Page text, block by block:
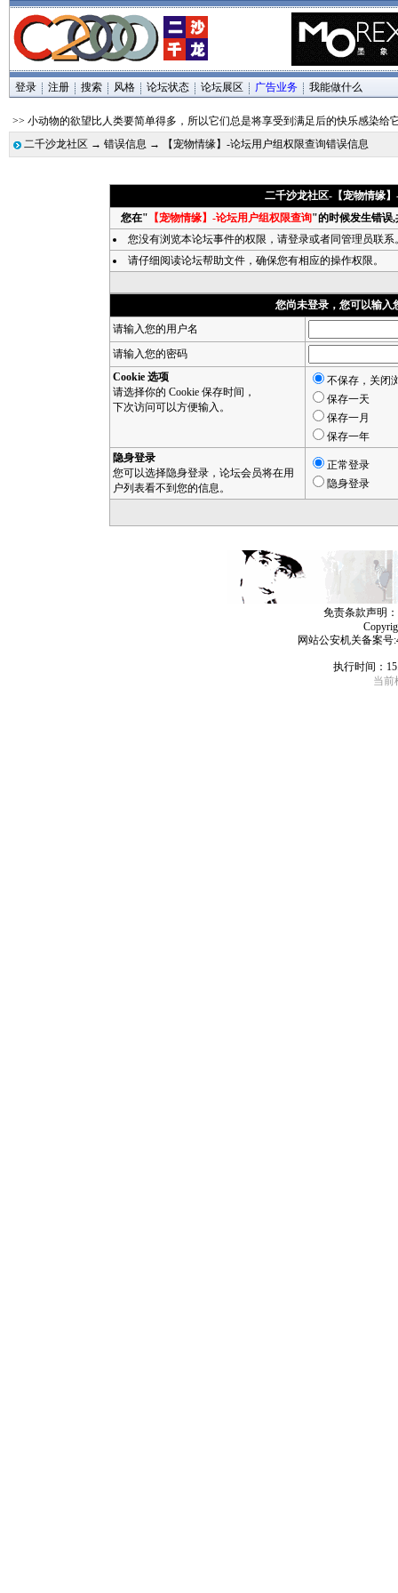
登录 注册 搜索 风格 论坛状态 论坛展区 广告业务 我能做什么
>> 小动物的欲望比人类要简单得多，所以它们总是将享受到满足后的快乐感染
二千沙龙社区 → 错误信息 → 【宠物情缘】-论坛用户组权限查询错误信息
二千沙龙社区-【宠物情缘
您在" 【宠物情缘】-论坛用户组权限查询"的时候发生错误,
您没有浏览本论坛事件的权限，请登录或者同管理员联系
请仔细阅读论坛帮助文件，确保您有相应的操作权限。
您尚未登录，您可以输入
请输入您的用户名
请输入您的密码
Cookie 选项
请选择你的 Cookie 保存时间，
下次访问可以方便输入。
不保存，关闭
保存一天
保存一月
保存一年
隐身登录
您可以选择隐身登录，论坛会员将在用
户列表看不到您的信息。
正常登录
隐身登录
免责条款声明
网站公安机关备案号
执行时间：
当前